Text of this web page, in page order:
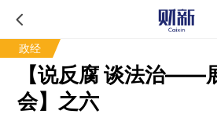
政经
【说反腐 谈法治——
会】之六